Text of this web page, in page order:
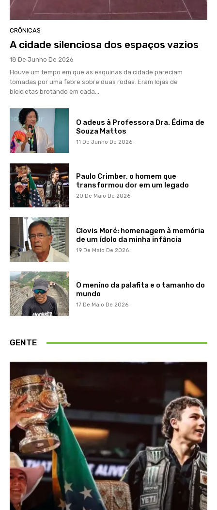
CRÔNICAS
A cidade silenciosa dos espaços vazios
18 De Junho De 2026
Houve um tempo em que as esquinas da cidade pareciam
tomadas por uma febre sobre duas rodas. Eram lojas de
bicicletas brotando em cada...
O adeus à Professora Dra. Édima de
Souza Mattos
11 De Junho De 2026
Paulo Crimber, o homem que
transformou dor em um legado
20 De Maio De 2026
Clovis Moré: homenagem à memória
de um ídolo da minha infância
19 De Maio De 2026
O menino da palafita e o tamanho do
mundo
17 De Maio De 2026
GENTE